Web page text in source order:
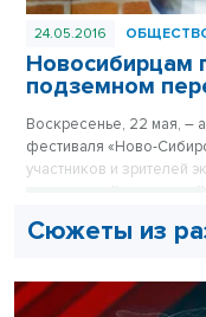
24.05.2016
Новосибирцам
подземном
Воскресенье, 22 мая, –
фестиваля «Ново-
участников и зрителей
«застряли».
Сюжеты из